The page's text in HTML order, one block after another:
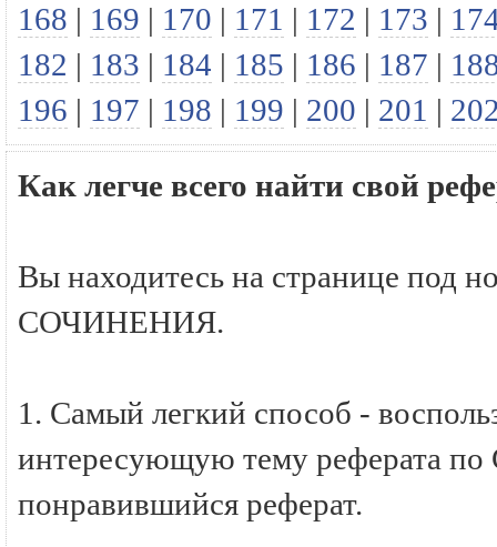
168 | 169 | 170 | 171 | 172 | 173 |
182 | 183 | 184 | 185 | 186 | 187 |
196 | 197 | 198 | 199 | 200 | 201 |
Как легче всего найти свой
Вы находитесь на странице под
СОЧИНЕНИЯ.
1. Самый легкий способ -
интересующую тему реферата
понравившийся реферат.